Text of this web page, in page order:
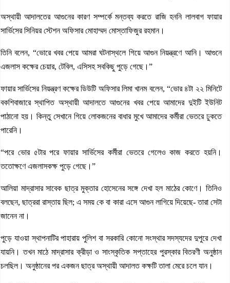
অস্থায়ী আদালতের আগুনের কারণ সম্পর্কে মন্তব্য করতে রাজি হননি লালবাগ ফায়ার
সার্ভিসের সিনিয়র স্টেশন অফিসার মোহাম্মদ মোস্তাফিজুর রহমান।
তিনি বলেন, “ভোরে খবর পেয়ে আমরা ঘটনাস্থলে গিয়ে আগুন নিয়ন্ত্রণে আনি। আগুনে
এজলাস কক্ষের চেয়ার, টেবিল, এসিসহ সবকিছু পুড়ে গেছে।”
ফায়ার সার্ভিসের নিয়ন্ত্রণ কক্ষের ডিউটি অফিসার লিমা খানম বলেন, “ভোর ৪টা ২২ মিনিটে
বকশিবাজারে স্থাপিত অস্থায়ী আদালতে আগুনের খবর পেয়ে আমাদের দুইটি ইউনিট
পাঠানো হয়। কিন্তু সেখানে গিয়ে লোকজনের বাধার মুখে আমাদের কর্মীরা ভেতরে ঢুকতে
পারেনি।
“পরে ভোর ৫টার পরে ফায়ার সার্ভিসের কর্মীরা ভেতরে গেলেও কাজ করতে হয়নি।
ততোক্ষণে এজলাসকক্ষ পুড়ে গেছে।”
আলিয়া মাদ্রাসার সাবেক ছাত্র মুক্তার হোসেনের সঙ্গে দেখা হল মাঠের কোণে। তিনিও
বলছেন, ছাত্ররা রাস্তায় ছিল; এ সময় কে বা কারা এসে আগুন লাগিয়ে দিয়েছে- তারা সেটা
জানেন না।
পুড়ে যাওয়া স্থাপনাটির পাহারায় পুলিশ বা সরকারি কোনো সংস্থার সদস্যদের দুপুরে দেখা
যায়নি। তখন মাঠে মাদ্রাসার ক্রীড়া ও সাংস্কৃতিক সপ্তাহের পুরস্কার বিতরণী অনুষ্ঠান
চলছিল। অনুষ্ঠানের পর একজন ছাত্র অস্থায়ী আদালত কক্ষটি তালা মেরে চলে যান।